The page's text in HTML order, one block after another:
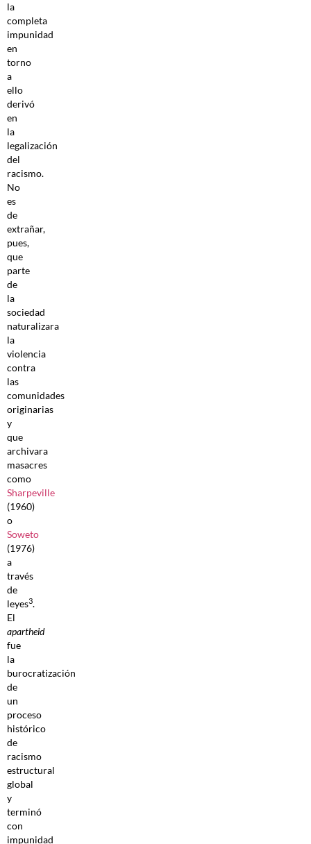
la
completa
impunidad
en
torno
a
ello
derivó
en
la
legalización
del
racismo.
No
es
de
extrañar,
pues,
que
parte
de
la
sociedad
naturalizara
la
violencia
contra
las
comunidades
originarias
y
que
archivara
masacres
como
Sharpeville
(1960)
o
Soweto
(1976)
a
través
de
leyes3.
El
apartheid
fue
la
burocratización
de
un
proceso
histórico
de
racismo
estructural
global
y
terminó
con
impunidad